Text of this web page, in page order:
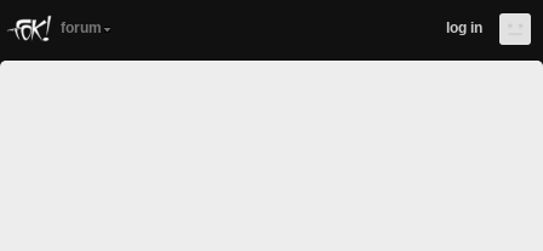
forum log in